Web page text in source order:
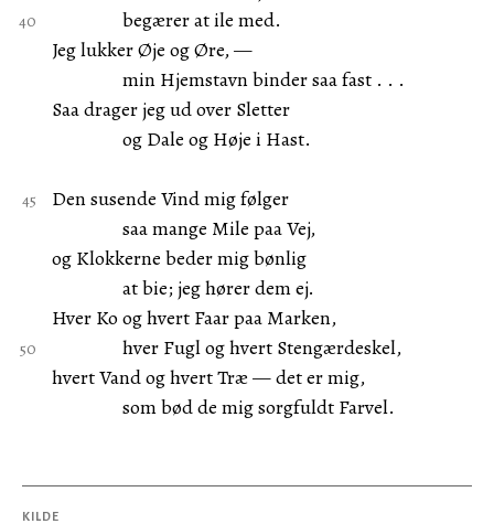
begærer at ile med.
Jeg lukker Øje og Øre, —
min Hjemstavn binder saa fast . . .
Saa drager jeg ud over Sletter
og Dale og Høje i Hast.
Den susende Vind mig følger
saa mange Mile paa Vej,
og Klokkerne beder mig bønlig
at bie; jeg hører dem ej.
Hver Ko og hvert Faar paa Marken,
hver Fugl og hvert Stengærdeskel,
hvert Vand og hvert Træ — det er mig,
som bød de mig sorgfuldt Farvel.
KILDE